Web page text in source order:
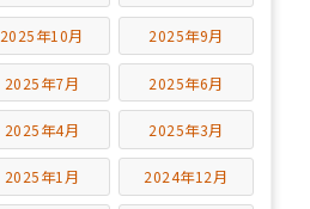
2025年10月 2025年9月
2025年7月 2025年6月
2025年4月 2025年3月
2025年1月 2024年12月